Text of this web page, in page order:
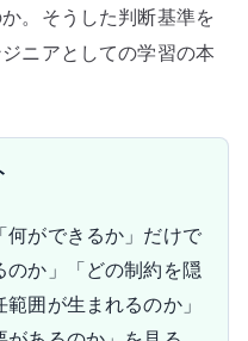
。そうした判断基準を
ニアとしての学習の本
何ができるか」だけで
のか」「どの制約を隠
囲が生まれるのか」